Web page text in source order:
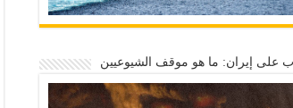
على إيران: ما هو موقف الشيوعيين